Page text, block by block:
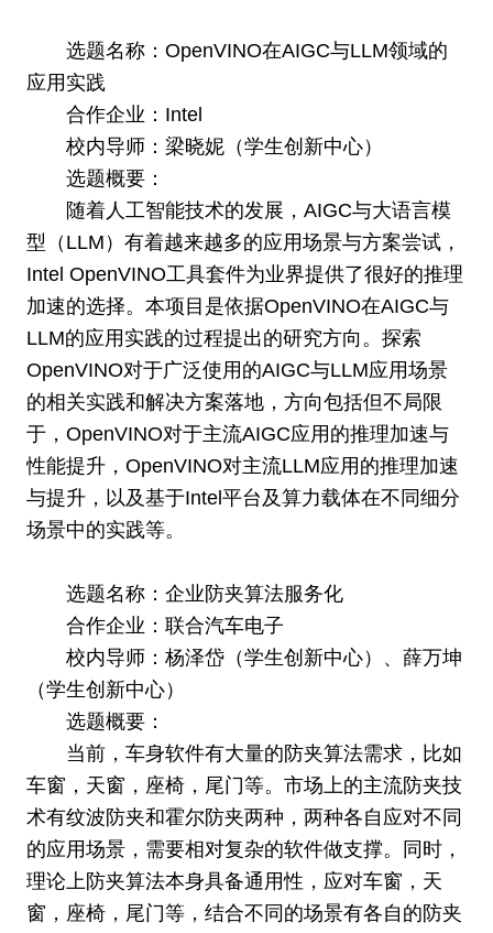
选题名称：OpenVINO在AIGC与LLM领域的
应用实践
合作企业：Intel
校内导师：梁晓妮（学生创新中心）
选题概要：
随着人工智能技术的发展，AIGC与大语言模
型（LLM）有着越来越多的应用场景与方案尝试，
Intel OpenVINO工具套件为业界提供了很好的推理
加速的选择。本项目是依据OpenVINO在AIGC与
LLM的应用实践的过程提出的研究方向。探索
OpenVINO对于广泛使用的AIGC与LLM应用场景
的相关实践和解决方案落地，方向包括但不局限
于，OpenVINO对于主流AIGC应用的推理加速与
性能提升，OpenVINO对主流LLM应用的推理加速
与提升，以及基于Intel平台及算力载体在不同细分
场景中的实践等。
选题名称：企业防夹算法服务化
合作企业：联合汽车电子
校内导师：杨泽岱（学生创新中心）、薛万坤
（学生创新中心）
选题概要：
当前，车身软件有大量的防夹算法需求，比如
车窗，天窗，座椅，尾门等。市场上的主流防夹技
术有纹波防夹和霍尔防夹两种，两种各自应对不同
的应用场景，需要相对复杂的软件做支撑。同时，
理论上防夹算法本身具备通用性，应对车窗，天
窗，座椅，尾门等，结合不同的场景有各自的防夹